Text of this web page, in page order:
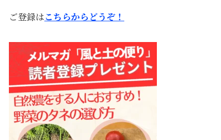
ご登録はこちらからどうぞ！